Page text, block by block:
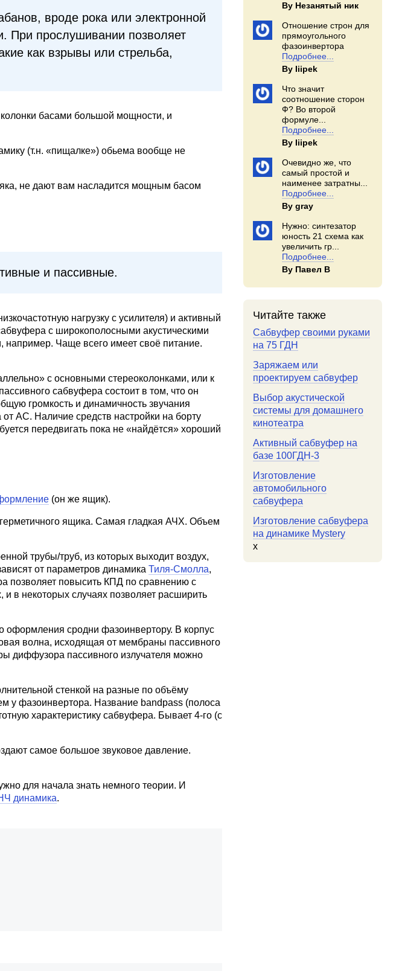
вроде рока или электронной
прослушивании позволяет
как взрывы или стрельба,
колонки басами большой мощности, и
(т.н. «пищалке») обьeма вообще не
не дают вам насладится мощным басом
и пассивные.
нагрузку с усилителя) и активный
с широкополосными акустическими
например. Чаще всего имеет своё питание.
с основными стереоколонками, или к
сабвуфера состоит в том, что он
громкость и динамичность звучания
АС. Наличие средств настройки на борту
передвигать пока не «найдётся» хороший
(он же ящик).
ящика. Самая гладкая АЧХ. Объем
трубы/труб, из которых выходит воздух,
от параметров динамика Тиля-Смолла,
позволяет повысить КПД по сравнению с
в некоторых случаях позволяет расширить
оформления сродни фазоинвертору. В корпус
волна, исходящая от мембраны пассивного
диффузора пассивного излучателя можно
стенкой на разные по объёму
у фазоинвертора. Название bandpass (полоса
характеристику сабвуфера. Бывает 4-го (с
самое большое звуковое давление.
для начала знать немного теории. И
динамика.
By Незанятый ник
Отношение строн для
прямоугольного
фазоинвертора
Подробнее...
By Iiipek
Что значит
соотношение сторон
Ф? Во второй
формуле...
Подробнее...
By Iiipek
Очевидно же, что
самый простой и
наименее затратны...
Подробнее...
By gray
Нужно: синтезатор
юность 21 схема как
увеличить гр...
Подробнее...
By Павел В
Читайте также
Сабвуфер своими руками
на 75 ГДН
Заряжаем или
проектируем сабвуфер
Выбор акустической
системы для домашнего
кинотеатра
Активный сабвуфер на
базе 100ГДН-3
Изготовление
автомобильного
сабвуфера
Изготовление сабвуфера
на динамике Mystery
x